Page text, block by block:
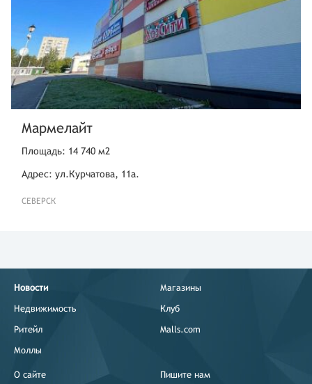
Мармелайт
Площадь: 14 740 м2
Адрес: ул.Курчатова, 11а.
СЕВЕРСК
Новости
Недвижимость
Ритейл
Моллы
Магазины
Клуб
Malls.com
О сайте Пишите нам